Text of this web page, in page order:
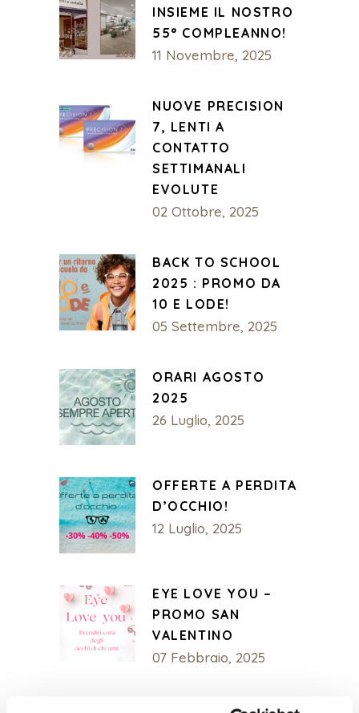
INSIEME IL NOSTRO
55° COMPLEANNO!
11 Novembre, 2025
NUOVE PRECISION
7, LENTI A
CONTATTO
SETTIMANALI
EVOLUTE
02 Ottobre, 2025
BACK TO SCHOOL
2025 : PROMO DA
10 E LODE!
05 Settembre, 2025
ORARI AGOSTO
2025
26 Luglio, 2025
OFFERTE A PERDITA
D’OCCHIO!
12 Luglio, 2025
EYE LOVE YOU –
PROMO SAN
VALENTINO
07 Febbraio, 2025